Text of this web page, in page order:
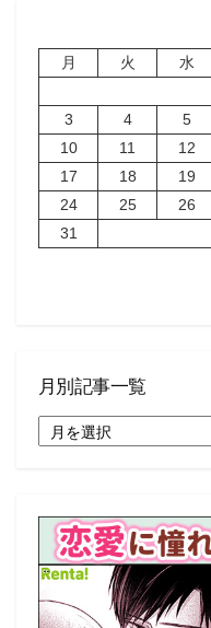
月
火 水
3
4 5
10
11 12
17
18 19
24
25 26
31
月別記事一覧
別